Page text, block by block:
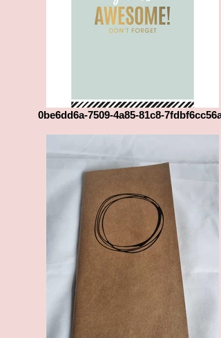
0be6dd6a-7509-4a85-81c8-7fdbf6cc56a0